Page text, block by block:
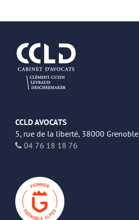
CCLD AVOCATS
5, rue de la liberté, 38000 Grenoble
04 76 18 18 76